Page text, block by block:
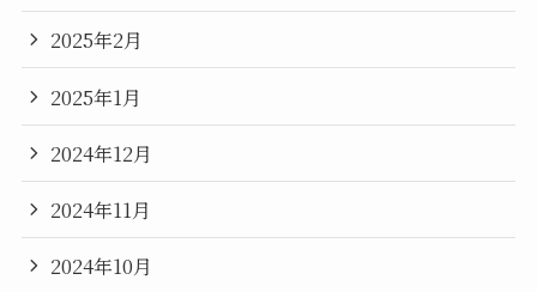
2025年2月
2025年1月
2024年12月
2024年11月
2024年10月